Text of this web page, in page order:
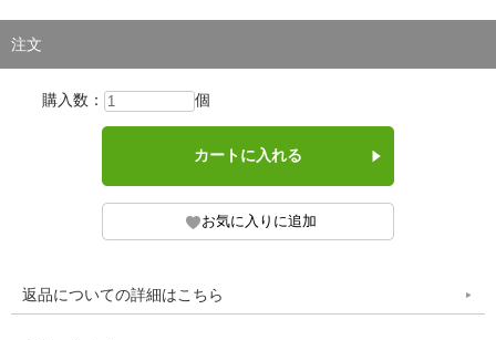
注文
購入数： 個
返品についての詳細はこちら